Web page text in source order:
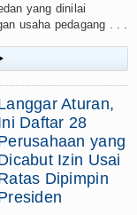
yang dinilai
usaha pedagang . . .
▸
Aturan,
Daftar 28
yang
Izin Usai
Dipimpin